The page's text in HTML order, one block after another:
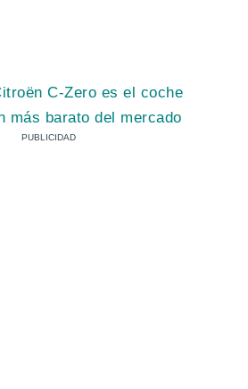
C-Zero es el coche
más barato del mercado